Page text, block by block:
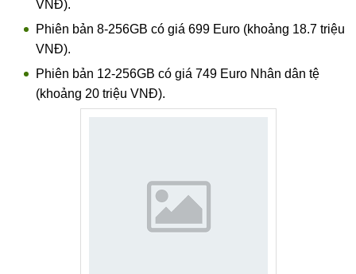
VNĐ).
Phiên bản 8-256GB có giá 699 Euro (khoảng 18.7 triệu
VNĐ).
Phiên bản 12-256GB có giá 749 Euro Nhân dân tệ
(khoảng 20 triệu VNĐ).